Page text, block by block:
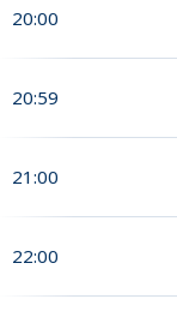
20:00
20:59
21:00
22:00